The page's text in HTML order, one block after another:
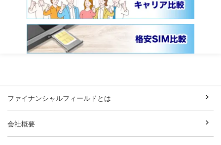
ファイナンシャルフィールドとは
会社概要